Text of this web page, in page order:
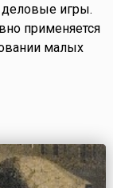
деловые игры.
применяется
малых